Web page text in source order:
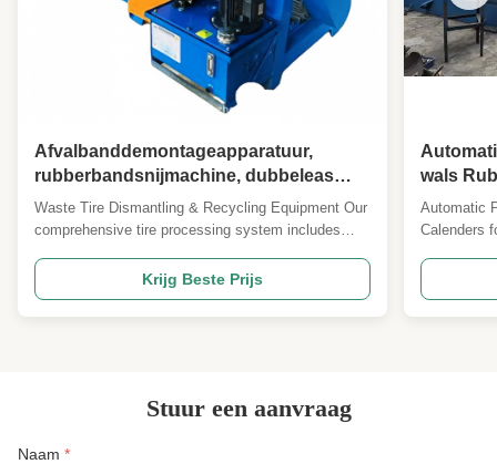
Afvalbanddemontageapparatuur,
rubberbandsnijmachine, dubbeleas
shredder,
rubberblokmachineapparatuur
Waste Tire Dismantling & Recycling Equipment Our
comprehensive tire processing system includes
and rubber block making equipment designed for
efficient waste tire recycling and material recovery.
Tire Cutting Machine Overview A specialized ...
Krijg Beste Prijs
wals
Automatic
Calenders
lines,
film
Stuur een aanvraag
Naam *